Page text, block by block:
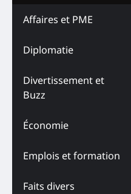
Affaires et PME
Diplomatie
Divertissement et
Buzz
Économie
Emplois et formation
Faits divers